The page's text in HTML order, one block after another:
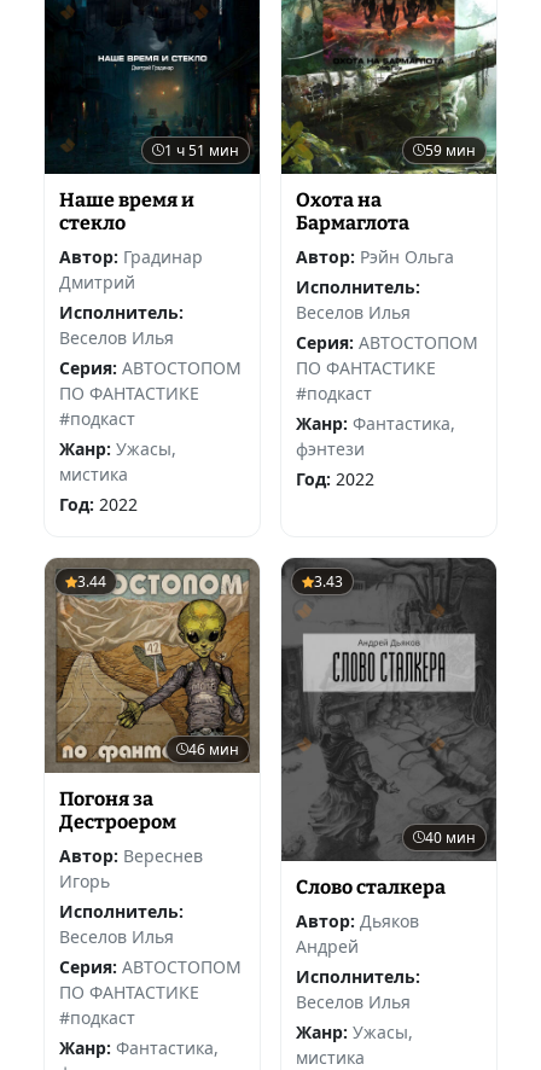
1 ч 51 мин
Наше время и
стекло
Автор: Градинар
Дмитрий
Исполнитель:
Веселов Илья
Серия: АВТОСТОПОМ
ПО ФАНТАСТИКЕ
#подкаст
Жанр: Ужасы,
мистика
Год: 2022
59 мин
Охота на
Бармаглота
Автор: Рэйн Ольга
Исполнитель:
Веселов Илья
Серия: АВТОСТОПОМ
ПО ФАНТАСТИКЕ
#подкаст
Жанр: Фантастика,
фэнтези
Год: 2022
3.44
46 мин
Погоня за
Дестроером
Автор: Вереснев
Игорь
Исполнитель:
Веселов Илья
Серия: АВТОСТОПОМ
ПО ФАНТАСТИКЕ
#подкаст
Жанр: Фантастика,
3.43
40 мин
Слово сталкера
Автор: Дьяков
Андрей
Исполнитель:
Веселов Илья
Жанр: Ужасы,
мистика